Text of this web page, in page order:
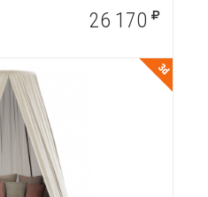
26 170
3d